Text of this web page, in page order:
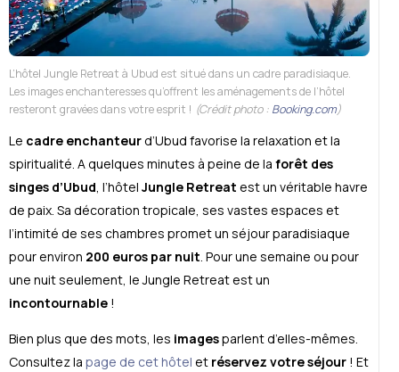
L’hôtel Jungle Retreat à Ubud est situé dans un cadre paradisiaque.
Les images enchanteresses qu’offrent les aménagements de l’hôtel
resteront gravées dans votre esprit ! (Crédit photo : Booking.com)
Le cadre enchanteurd’Ubud favorise la relaxation et la
spiritualité. A quelques minutes à peine de la forêt des
singes d’Ubud, l’hôtel Jungle Retreat est un véritable havre
de paix. Sa décoration tropicale, ses vastes espaces et
l’intimité de ses chambres promet un séjour paradisiaque
pour environ 200 euros par nuit. Pour une semaine ou pour
une nuit seulement, le Jungle Retreat est un
incontournable !
Bien plus que des mots, les imagesparlent d’elles-mêmes.
Consultez la page de cet hôtel et réservez votre séjour ! Et